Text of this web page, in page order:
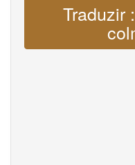
Traduzir